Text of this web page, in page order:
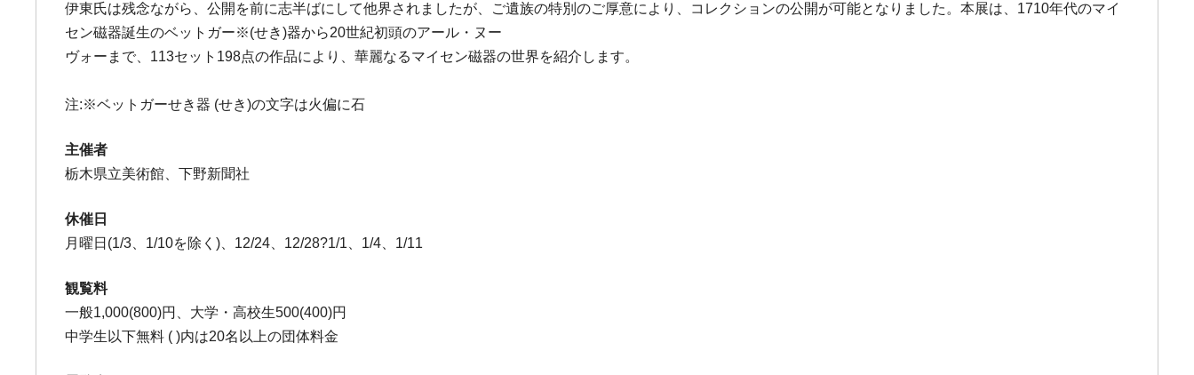
伊東氏は残念ながら、公開を前に志半ばにして他界されましたが、ご遺族の特別のご厚意により、コレクションの公開が可能となりました。本展は、1710年代のマイ
セン磁器誕生のベットガー※(せき)器から20世紀初頭のアール・ヌー
ヴォーまで、113セット198点の作品により、華麗なるマイセン磁器の世界を紹介します。
注:※ベットガーせき器 (せき)の文字は火偏に石
主催者
栃木県立美術館、下野新聞社
休催日
月曜日(1/3、1/10を除く)、12/24、12/28?1/1、1/4、1/11
観覧料
一般1,000(800)円、大学・高校生500(400)円
中学生以下無料 ( )内は20名以上の団体料金